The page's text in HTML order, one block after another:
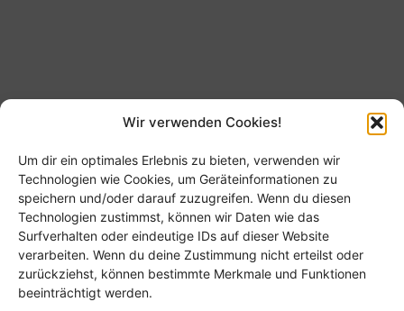
Wir verwenden Cookies!
Um dir ein optimales Erlebnis zu bieten, verwenden wir
Technologien wie Cookies, um Geräteinformationen zu
speichern und/oder darauf zuzugreifen. Wenn du diesen
Technologien zustimmst, können wir Daten wie das
Surfverhalten oder eindeutige IDs auf dieser Website
verarbeiten. Wenn du deine Zustimmung nicht erteilst oder
zurückziehst, können bestimmte Merkmale und Funktionen
beeinträchtigt werden.